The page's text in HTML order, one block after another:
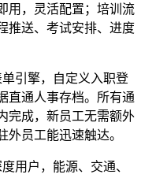
用，灵活配置；培训流
推送、考试安排、进度
单引擎，自定义入职登
直通人事存档。所有通
完成，新员工无需额外
员工能迅速触达。
用户，能源、交通、